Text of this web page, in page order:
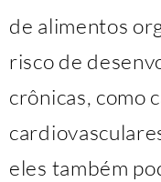
de alimentos
risco de
crônicas, como
eles também